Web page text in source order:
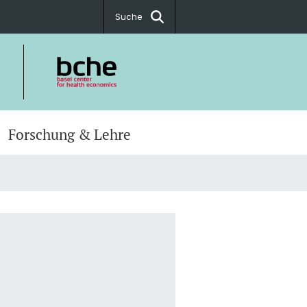
Suche
Forschung & Lehre